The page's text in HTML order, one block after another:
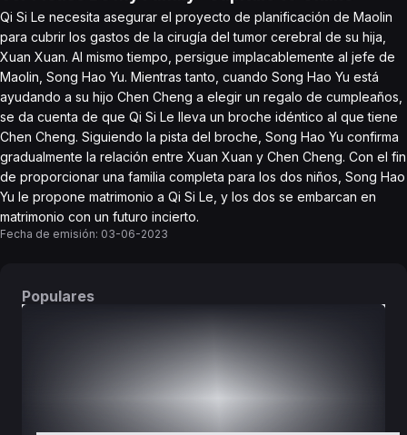
Qi Si Le necesita asegurar el proyecto de planificación de Maolin
para cubrir los gastos de la cirugía del tumor cerebral de su hija,
Xuan Xuan. Al mismo tiempo, persigue implacablemente al jefe de
Maolin, Song Hao Yu. Mientras tanto, cuando Song Hao Yu está
ayudando a su hijo Chen Cheng a elegir un regalo de cumpleaños,
se da cuenta de que Qi Si Le lleva un broche idéntico al que tiene
Chen Cheng. Siguiendo la pista del broche, Song Hao Yu confirma
gradualmente la relación entre Xuan Xuan y Chen Cheng. Con el fin
de proporcionar una familia completa para los dos niños, Song Hao
Yu le propone matrimonio a Qi Si Le, y los dos se embarcan en
matrimonio con un futuro incierto.
Fecha de emisión: 03-06-2023
Populares